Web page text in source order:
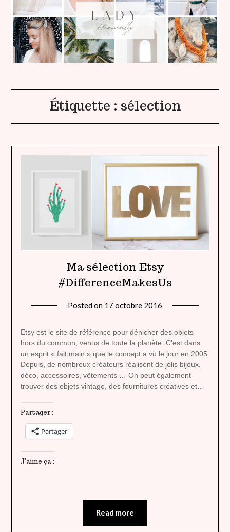
Étiquette : sélection
Ma sélection Etsy
#DifferenceMakesUs
Posted on 17 octobre 2016
heavenly
Etsy est le site de référence pour dénicher des objets
hors du commun, venus de toute la planète. C’est dans
un esprit « fait main » que le concept a vu le jour en 2005.
Depuis, de nombreux créateurs réalisent de jolis bijoux,
déco, accessoires, vêtements … On peut également
trouver des objets vintage, des fournitures créatives et…
Partager :
Partager
J’aime ça :
Read more